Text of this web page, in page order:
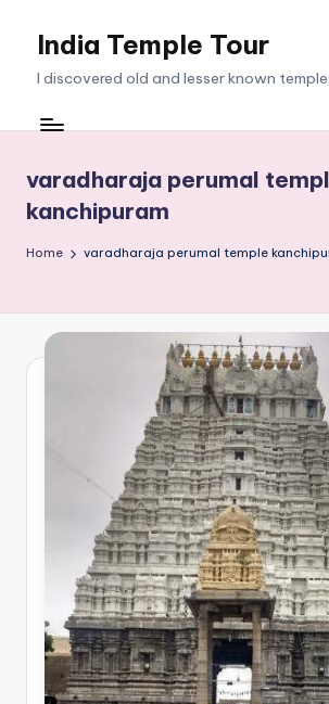
India Temple Tour
I discovered old and lesser known
varadharaja perumal
kanchipuram
Home varadharaja perumal temple